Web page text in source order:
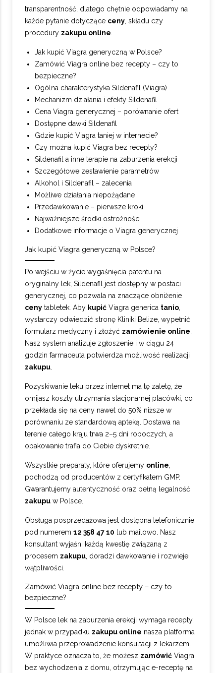
transparentność, dlatego chętnie odpowiadamy na
każde pytanie dotyczące ceny, składu czy
procedury zakupu online.
Jak kupić Viagra generyczną w Polsce?
Zamówić Viagra online bez recepty – czy to
bezpieczne?
Ogólna charakterystyka Sildenafil (Viagra)
Mechanizm działania i efekty Sildenafil
Cena Viagra generycznej – porównanie ofert
Dostępne dawki Sildenafil
Gdzie kupić Viagra taniej w internecie?
Czy można kupić Viagra bez recepty?
Sildenafil a inne terapie na zaburzenia erekcji
Szczegółowe zestawienie parametrów
Alkohol i Sildenafil – zalecenia
Możliwe działania niepożądane
Przedawkowanie – pierwsze kroki
Najważniejsze środki ostrożności
Dodatkowe informacje o Viagra generycznej
Jak kupić Viagra generyczną w Polsce?
Po wejściu w życie wygaśnięcia patentu na
oryginalny lek, Sildenafil jest dostępny w postaci
generycznej, co pozwala na znaczące obniżenie
ceny tabletek. Aby kupić Viagra generica tanio,
wystarczy odwiedzić stronę Kliniki Belize, wypełnić
formularz medyczny i złożyć zamówienie online.
Nasz system analizuje zgłoszenie i w ciągu 24
godzin farmaceuta potwierdza możliwość realizacji
zakupu.
Pozyskiwanie leku przez internet ma tę zaletę, że
omijasz koszty utrzymania stacjonarnej placówki, co
przekłada się na ceny nawet do 50% niższe w
porównaniu ze standardową apteką. Dostawa na
terenie całego kraju trwa 2–5 dni roboczych, a
opakowanie trafia do Ciebie dyskretnie.
Wszystkie preparaty, które oferujemy online,
pochodzą od producentów z certyfikatem GMP.
Gwarantujemy autentyczność oraz pełną legalność
zakupu w Polsce.
Obsługa posprzedażowa jest dostępna telefonicznie
pod numerem 12 358 47 10 lub mailowo. Nasz
konsultant wyjaśni każdą kwestię związaną z
procesem zakupu, doradzi dawkowanie i rozwieje
wątpliwości.
Zamówić Viagra online bez recepty – czy to
bezpieczne?
W Polsce lek na zaburzenia erekcji wymaga recepty,
jednak w przypadku zakupu online nasza platforma
umożliwia przeprowadzenie konsultacji z lekarzem.
W praktyce oznacza to, że możesz zamówić Viagra
bez wychodzenia z domu, otrzymując e-receptę na